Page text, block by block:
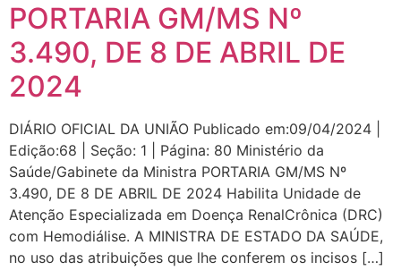
PORTARIA GM/MS Nº
3.490, DE 8 DE ABRIL DE
2024
DIÁRIO OFICIAL DA UNIÃO Publicado em:09/04/2024 |
Edição:68 | Seção: 1 | Página: 80 Ministério da
Saúde/Gabinete da Ministra PORTARIA GM/MS Nº
3.490, DE 8 DE ABRIL DE 2024 Habilita Unidade de
Atenção Especializada em Doença RenalCrônica (DRC)
com Hemodiálise. A MINISTRA DE ESTADO DA SAÚDE,
no uso das atribuições que lhe conferem os incisos […]